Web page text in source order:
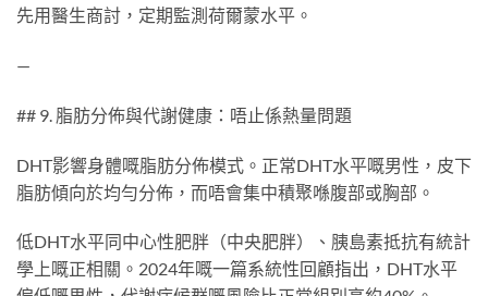
先用醫生商討，定期監測荷爾蒙水平。
—
## 9. 脂肪分佈與代謝健康：唔止係熱量問題
DHT影響身體嘅脂肪分佈模式。正常DHT水平嘅男性，皮下
脂肪傾向於均勻分佈，而唔會集中積聚喺腹部或胸部。
低DHT水平同中心性肥胖（中央肥胖）、胰島素抵抗有統計
學上嘅正相關。2024年嘅一篇系統性回顧指出，DHT水平